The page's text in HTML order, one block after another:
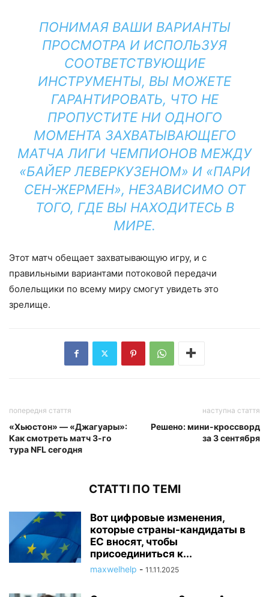
ПОНИМАЯ ВАШИ ВАРИАНТЫ
ПРОСМОТРА И ИСПОЛЬЗУЯ
СООТВЕТСТВУЮЩИЕ
ИНСТРУМЕНТЫ, ВЫ МОЖЕТЕ
ГАРАНТИРОВАТЬ, ЧТО НЕ
ПРОПУСТИТЕ НИ ОДНОГО
МОМЕНТА ЗАХВАТЫВАЮЩЕГО
МАТЧА ЛИГИ ЧЕМПИОНОВ МЕЖДУ
«БАЙЕР ЛЕВЕРКУЗЕНОМ» И «ПАРИ
СЕН-ЖЕРМЕН», НЕЗАВИСИМО ОТ
ТОГО, ГДЕ ВЫ НАХОДИТЕСЬ В
МИРЕ.
Этот матч обещает захватывающую игру, и с
правильными вариантами потоковой передачи
болельщики по всему миру смогут увидеть это
зрелище.
попередня стаття
«Хьюстон» — «Джагуары»:
Как смотреть матч 3-го
тура NFL сегодня
наступна стаття
Решено: мини-кроссворд
за 3 сентября
СТАТТІ ПО ТЕМІ
Вот цифровые изменения,
которые страны-кандидаты в
ЕС вносят, чтобы
присоединиться к...
maxwelhelp - 11.11.2025